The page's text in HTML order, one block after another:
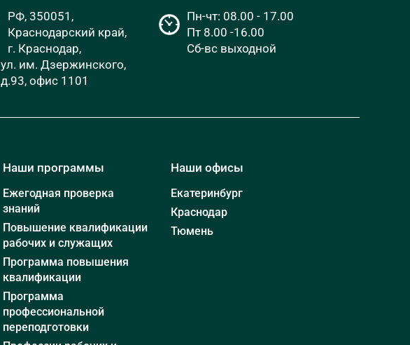
РФ, 350051,
Краснодарский край,
г. Краснодар,
ул. им. Дзержинского,
д.93, офис 1101
Пн-чт: 08.00 - 17.00
Пт 8.00 -16.00
Сб-вс выходной
Наши программы
Ежегодная проверка
знаний
Повышение квалификации
рабочих и служащих
Программа повышения
квалификации
Программа
профессиональной
переподготовки
Наши офисы
Екатеринбург
Краснодар
Тюмень